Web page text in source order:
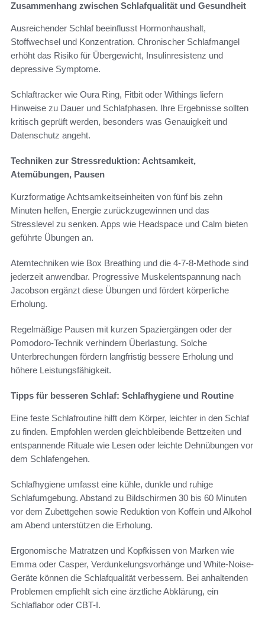
Zusammenhang zwischen Schlafqualität und Gesundheit
Ausreichender Schlaf beeinflusst Hormonhaushalt,
Stoffwechsel und Konzentration. Chronischer Schlafmangel
erhöht das Risiko für Übergewicht, Insulinresistenz und
depressive Symptome.
Schlaftracker wie Oura Ring, Fitbit oder Withings liefern
Hinweise zu Dauer und Schlafphasen. Ihre Ergebnisse sollten
kritisch geprüft werden, besonders was Genauigkeit und
Datenschutz angeht.
Techniken zur Stressreduktion: Achtsamkeit,
Atemübungen, Pausen
Kurzformatige Achtsamkeitseinheiten von fünf bis zehn
Minuten helfen, Energie zurückzugewinnen und das
Stresslevel zu senken. Apps wie Headspace und Calm bieten
geführte Übungen an.
Atemtechniken wie Box Breathing und die 4-7-8-Methode sind
jederzeit anwendbar. Progressive Muskelentspannung nach
Jacobson ergänzt diese Übungen und fördert körperliche
Erholung.
Regelmäßige Pausen mit kurzen Spaziergängen oder der
Pomodoro-Technik verhindern Überlastung. Solche
Unterbrechungen fördern langfristig bessere Erholung und
höhere Leistungsfähigkeit.
Tipps für besseren Schlaf: Schlafhygiene und Routine
Eine feste Schlafroutine hilft dem Körper, leichter in den Schlaf
zu finden. Empfohlen werden gleichbleibende Bettzeiten und
entspannende Rituale wie Lesen oder leichte Dehnübungen vor
dem Schlafengehen.
Schlafhygiene umfasst eine kühle, dunkle und ruhige
Schlafumgebung. Abstand zu Bildschirmen 30 bis 60 Minuten
vor dem Zubettgehen sowie Reduktion von Koffein und Alkohol
am Abend unterstützen die Erholung.
Ergonomische Matratzen und Kopfkissen von Marken wie
Emma oder Casper, Verdunkelungsvorhänge und White-Noise-
Geräte können die Schlafqualität verbessern. Bei anhaltenden
Problemen empfiehlt sich eine ärztliche Abklärung, ein
Schlaflabor oder CBT-I.